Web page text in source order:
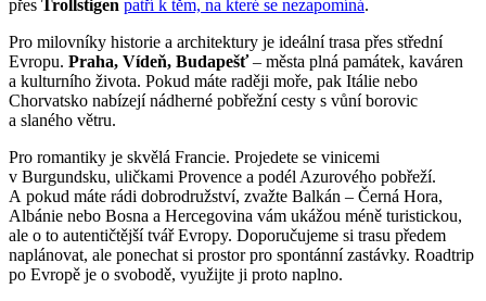
přes Trollstigen patří k těm, na které se nezapomíná.
Pro milovníky historie a architektury je ideální trasa přes střední
Evropu. Praha, Vídeň, Budapešť– města plná památek, kaváren
a kulturního života. Pokud máte raději moře, pak Itálie nebo
Chorvatsko nabízejí nádherné pobřežní cesty s vůní borovic
a slaného větru.
Pro romantiky je skvělá Francie. Projedete se vinicemi
v Burgundsku, uličkami Provence a podél Azurového pobřeží.
A pokud máte rádi dobrodružství, zvažte Balkán – Černá Hora,
Albánie nebo Bosna a Hercegovina vám ukážou méně turistickou,
ale o to autentičtější tvář Evropy. Doporučujeme si trasu předem
naplánovat, ale ponechat si prostor pro spontánní zastávky. Roadtrip
po Evropě je o svobodě, využijte ji proto naplno.